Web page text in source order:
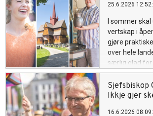
25.6.2026
I sommer
vertskap i
gjøre
over hele
særlig glad for
under 18 år.
menigheter
støtte fra
Sjefsbiskop
Ikkje gjer
16.6.2026